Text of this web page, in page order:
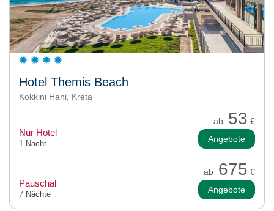
Hotel Themis Beach
Kokkini Hani, Kreta
ab 53 €
Nur Hotel
1 Nacht Angebote
ab 675 €
Pauschal
7 Nächte Angebote